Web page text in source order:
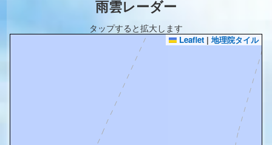
雨雲レーダー
タップすると拡大します
Leaflet | 地理院タイル